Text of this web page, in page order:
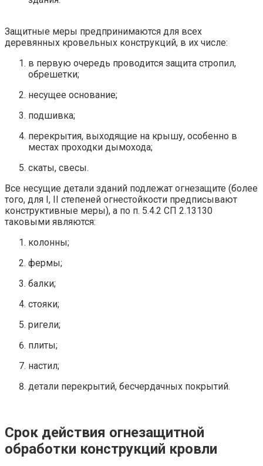
Защитные меры предпринимаются для всех
деревянных кровельных конструкций, в их числе:
в первую очередь проводится защита стропил,
обрешетки;
несущее основание;
подшивка;
перекрытия, выходящие на крышу, особенно в
местах проходки дымохода;
скаты, свесы.
Все несущие детали зданий подлежат огнезащите (более
того, для I, II степеней огнестойкости предписывают
конструктивные меры), а по п. 5.4.2 СП 2.13130
таковыми являются:
колонны;
фермы;
балки;
стояки;
ригели;
плиты;
настил;
детали перекрытий, бесчердачных покрытий.
Срок действия огнезащитной
обработки конструкций кровли